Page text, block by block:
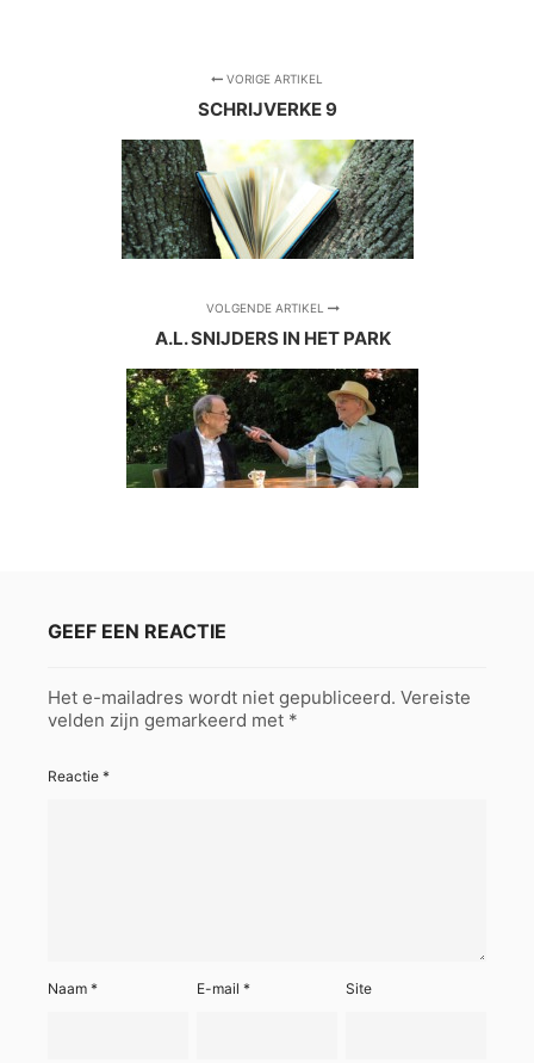
VORIGE ARTIKEL
SCHRIJVERKE 9
VOLGENDE ARTIKEL
A.L. SNIJDERS IN HET PARK
GEEF EEN REACTIE
Het e-mailadres wordt niet gepubliceerd. Vereiste
velden zijn gemarkeerd met *
Reactie *
Naam * E-mail* Site